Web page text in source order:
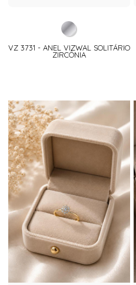
VZ 3731 - ANEL VIZWAL SOLITÁRIO
ZIRCÔNIA